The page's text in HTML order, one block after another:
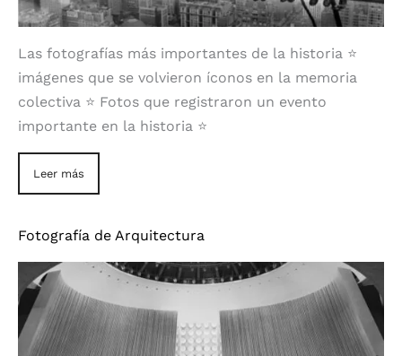
Las fotografías más importantes de la historia ⭐
imágenes que se volvieron íconos en la memoria
colectiva ⭐ Fotos que registraron un evento
importante en la historia ⭐
Leer más
Fotografía de Arquitectura